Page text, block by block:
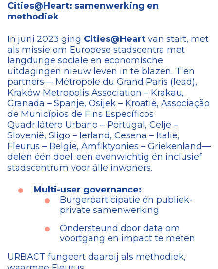
Cities@Heart: samenwerking en
methodiek
In juni 2023 ging Cities@Heart van start, met
als missie om Europese stadscentra met
langdurige sociale en economische
uitdagingen nieuw leven in te blazen. Tien
partners— Métropole du Grand Paris (lead),
Kraków Metropolis Association – Krakau,
Granada – Spanje, Osijek – Kroatië, Associação
de Municípios de Fins Específicos
Quadrilátero Urbano – Portugal, Celje –
Slovenië, Sligo – Ierland, Cesena – Italië,
Fleurus – België, Amfiktyonies – Griekenland—
delen één doel: een evenwichtig én inclusief
stadscentrum voor álle inwoners.
Multi-user governance:
Burgerparticipatie én publiek-
private samenwerking
Ondersteund door data om
voortgang en impact te meten
URBACT fungeert daarbij als methodiek,